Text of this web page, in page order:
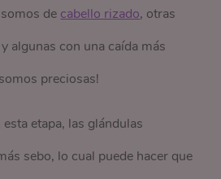
de cabello rizado, otras
algunas con una caída más
preciosas!
etapa, las glándulas
sebo, lo cual puede hacer que